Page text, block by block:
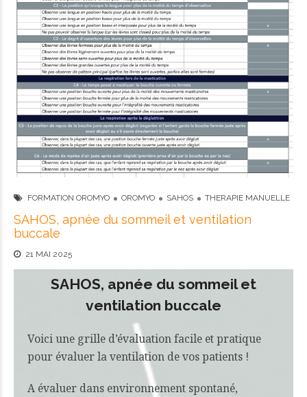
FORMATION OROMYO OROMYO SAHOS THERAPIE MANUELLE
SAHOS, apnée du sommeil et ventilation
buccale
21 MAI 2025
SAHOS, apnée du sommeil et
ventilation buccale
Voici une grille d’évaluation facile et pratique
pour évaluer la ventilation de vos patients !
A évaluer dans environnement spontané,